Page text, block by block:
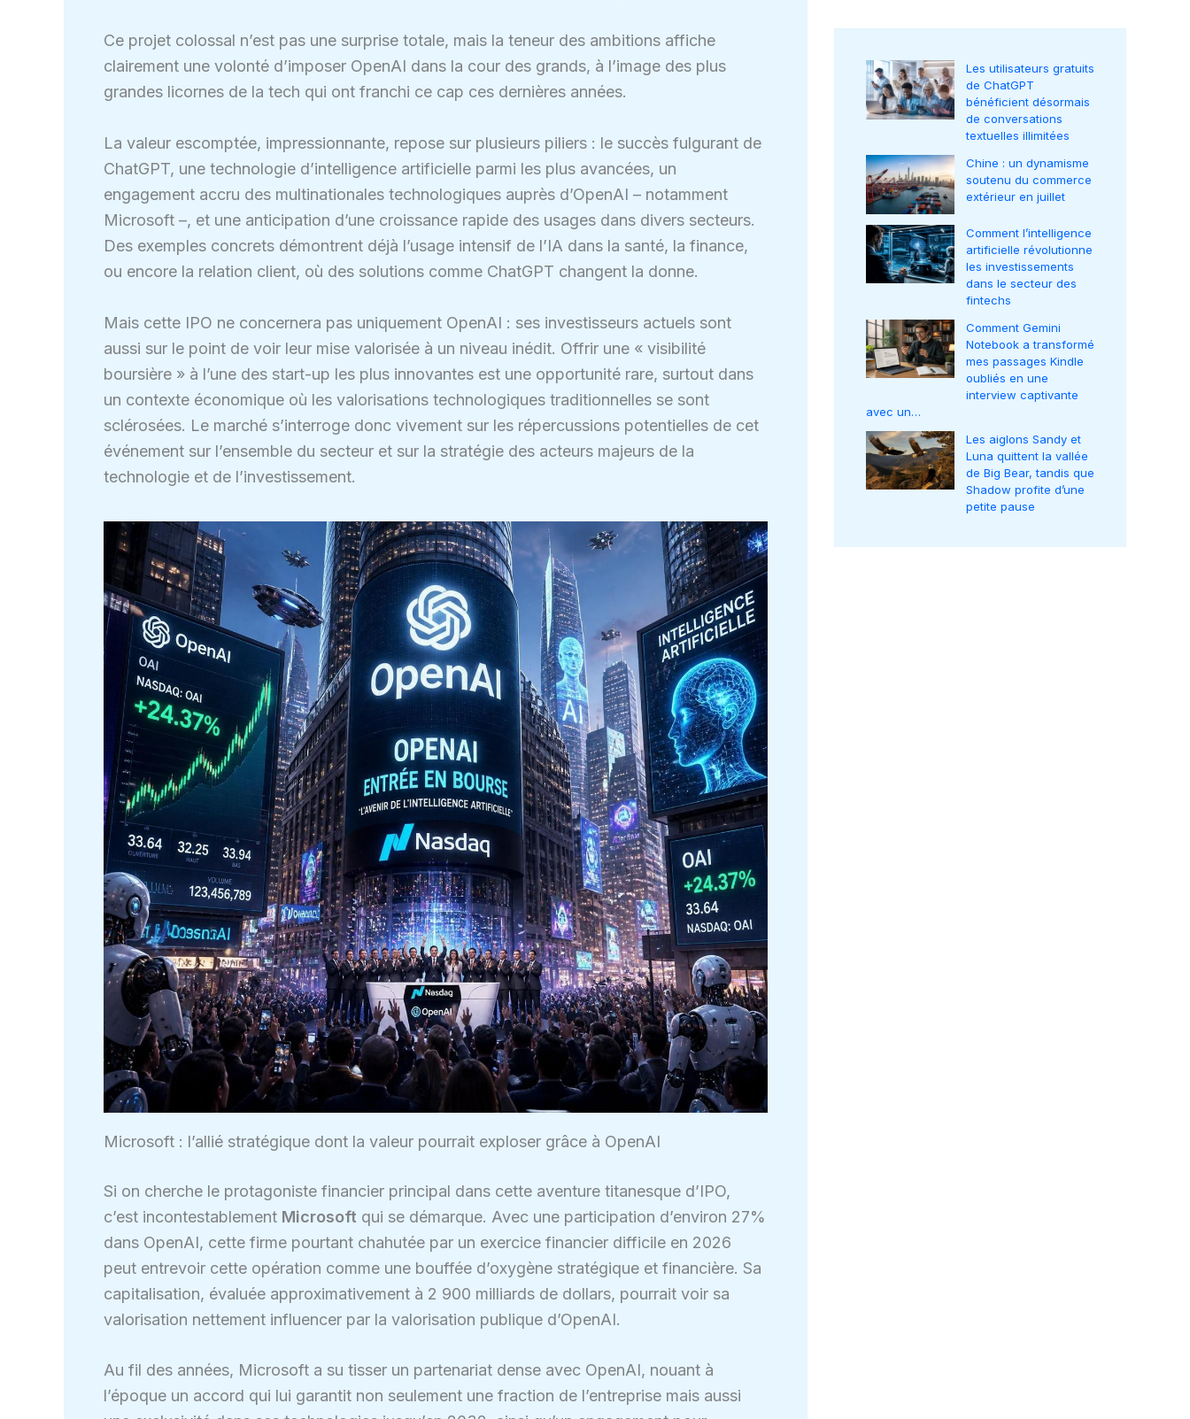
Ce projet colossal n’est pas une surprise totale, mais la teneur des ambitions affiche
clairement une volonté d’imposer OpenAI dans la cour des grands, à l’image des plus
grandes licornes de la tech qui ont franchi ce cap ces dernières années.
La valeur escomptée, impressionnante, repose sur plusieurs piliers : le succès fulgurant de
ChatGPT, une technologie d’intelligence artificielle parmi les plus avancées, un
engagement accru des multinationales technologiques auprès d’OpenAI – notamment
Microsoft –, et une anticipation d’une croissance rapide des usages dans divers secteurs.
Des exemples concrets démontrent déjà l’usage intensif de l’IA dans la santé, la finance,
ou encore la relation client, où des solutions comme ChatGPT changent la donne.
Mais cette IPO ne concernera pas uniquement OpenAI : ses investisseurs actuels sont
aussi sur le point de voir leur mise valorisée à un niveau inédit. Offrir une « visibilité
boursière » à l’une des start-up les plus innovantes est une opportunité rare, surtout dans
un contexte économique où les valorisations technologiques traditionnelles se sont
sclérosées. Le marché s’interroge donc vivement sur les répercussions potentielles de cet
événement sur l’ensemble du secteur et sur la stratégie des acteurs majeurs de la
technologie et de l’investissement.
Microsoft : l’allié stratégique dont la valeur pourrait exploser grâce à OpenAI
Si on cherche le protagoniste financier principal dans cette aventure titanesque d’IPO,
c’est incontestablement Microsoft qui se démarque. Avec une participation d’environ 27%
dans OpenAI, cette firme pourtant chahutée par un exercice financier difficile en 2026
peut entrevoir cette opération comme une bouffée d’oxygène stratégique et financière. Sa
capitalisation, évaluée approximativement à 2 900 milliards de dollars, pourrait voir sa
valorisation nettement influencer par la valorisation publique d’OpenAI.
Au fil des années, Microsoft a su tisser un partenariat dense avec OpenAI, nouant à
l’époque un accord qui lui garantit non seulement une fraction de l’entreprise mais aussi
Les utilisateurs gratuits
de ChatGPT
bénéficient désormais
de conversations
textuelles illimitées
Chine : un dynamisme
soutenu du commerce
extérieur en juillet
Comment l’intelligence
artificielle révolutionne
les investissements
dans le secteur des
fintechs
Comment Gemini
Notebook a transformé
mes passages Kindle
oubliés en une
interview captivante
avec un…
Les aiglons Sandy et
Luna quittent la vallée
de Big Bear, tandis que
Shadow profite d’une
petite pause